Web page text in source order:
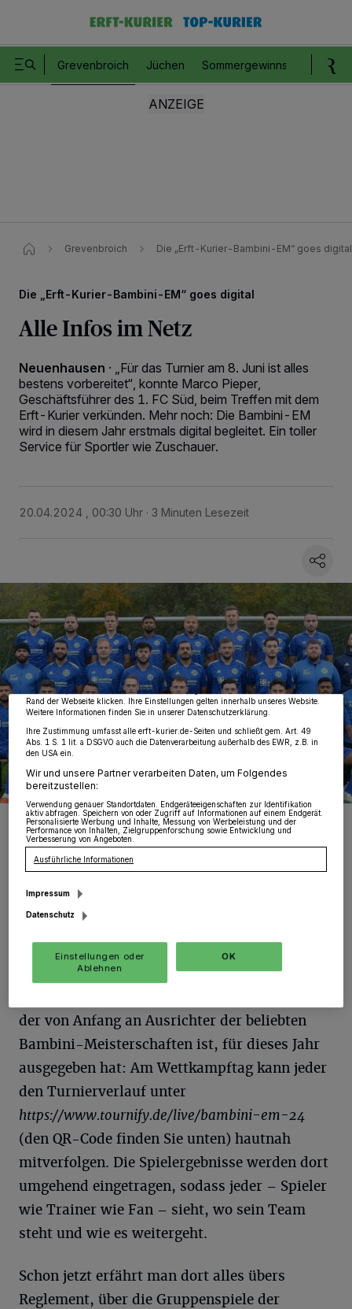
Grevenbroich Jüchen Sommergewinnspiel
Grevenbroich Die „Erft-Kurier-Bambini-EM“ goes
Die „Erft-Kurier-Bambini-EM“ goes digital
Alle Infos im Netz
Neuenhausen · „Für das Turnier am 8. Juni ist alles
bestens vorbereitet“, konnte Marco Pieper,
Geschäftsführer des 1. FC Süd, beim Treffen mit dem
Erft-Kurier verkünden. Mehr noch: Die Bambini-EM
wird in diesem Jahr erstmals digital begleitet. Ein toller
Service für Sportler wie Zuschauer.
20.04.2024 , 00:30 Uhr 3 Minuten Lesezeit
Ziel der ersten Mannschaft des 1. FC Süd ist der Aufstieg. Am
vergangenen Wochenende konnte der Lokalrivale TuS
Grevenbroich mit einem 3:0 bezwungen werden. Das gibt
Rückenwind für den Rest der Saison.
Foto: KV./-gpm./FC Süd
„Die Erft-Kurier-Bambini-EM goes digital“
der von Anfang an Ausrichter der beliebten
Bambini-Meisterschaften ist, für dieses Jahr
ausgegeben hat: Am Wettkampftag kann jeder
den Turnierverlauf unter
https://www.tournify.de/live/bambini-em-24
(den QR-Code finden Sie unten) hautnah
mitverfolgen. Die Spielergebnisse werden dort
umgehend eingetragen, sodass jeder – Spieler
wie Trainer wie Fan – sieht, wo sein Team
steht und wie es weitergeht.
Schon jetzt erfährt man dort alles übers
Reglement, über die Gruppenspiele der
Wir und unsere 218-Partner speichern und greifen auf personenbezogene Daten
wie Browserdaten oder eindeutige Kennungen auf Ihrem Gerät zu. Durch Auswahl
von OK aktivieren Sie Tracking-Technologien für die unter „Wir und unsere
Partner verarbeiten Daten, um Ihnen Dienste bereitzustellen“ aufgeführten
Zwecke. Wenn Tracker deaktiviert sind, sind manche Inhalte und Anzeigen
möglicherweise nicht mehr so relevant für Sie. Sie können dieses Menü jederzeit
wieder aufrufen, um Ihre Einstellungen zu ändern oder Ihre Einwilligung zu
widerrufen, indem Sie auf den Link Einstellungen oder Ablehnen am unteren
Rand der Webseite klicken. Ihre Einstellungen gelten innerhalb unseres Website.
Weitere Informationen finden Sie in unserer Datenschutzerklärung.
Ihre Zustimmung umfasst alle erft-kurier.de-Seiten und schließt gem. Art. 49
Abs. 1 S. 1 lit. a DSGVO auch die Datenverarbeitung außerhalb des EWR, z.B. in
den USA ein.
Wir und unsere Partner verarbeiten Daten, um Folgendes
bereitzustellen:
Verwendung genauer Standortdaten. Endgeräteeigenschaften zur Identifikation
aktiv abfragen. Speichern von oder Zugriff auf Informationen auf einem Endgerät.
Personalisierte Werbung und Inhalte, Messung von Werbeleistung und der
Performance von Inhalten, Zielgruppenforschung sowie Entwicklung und
Verbesserung von Angeboten.
Ausführliche Informationen
Impressum
Datenschutz
Einstellungen oder
Ablehnen
OK